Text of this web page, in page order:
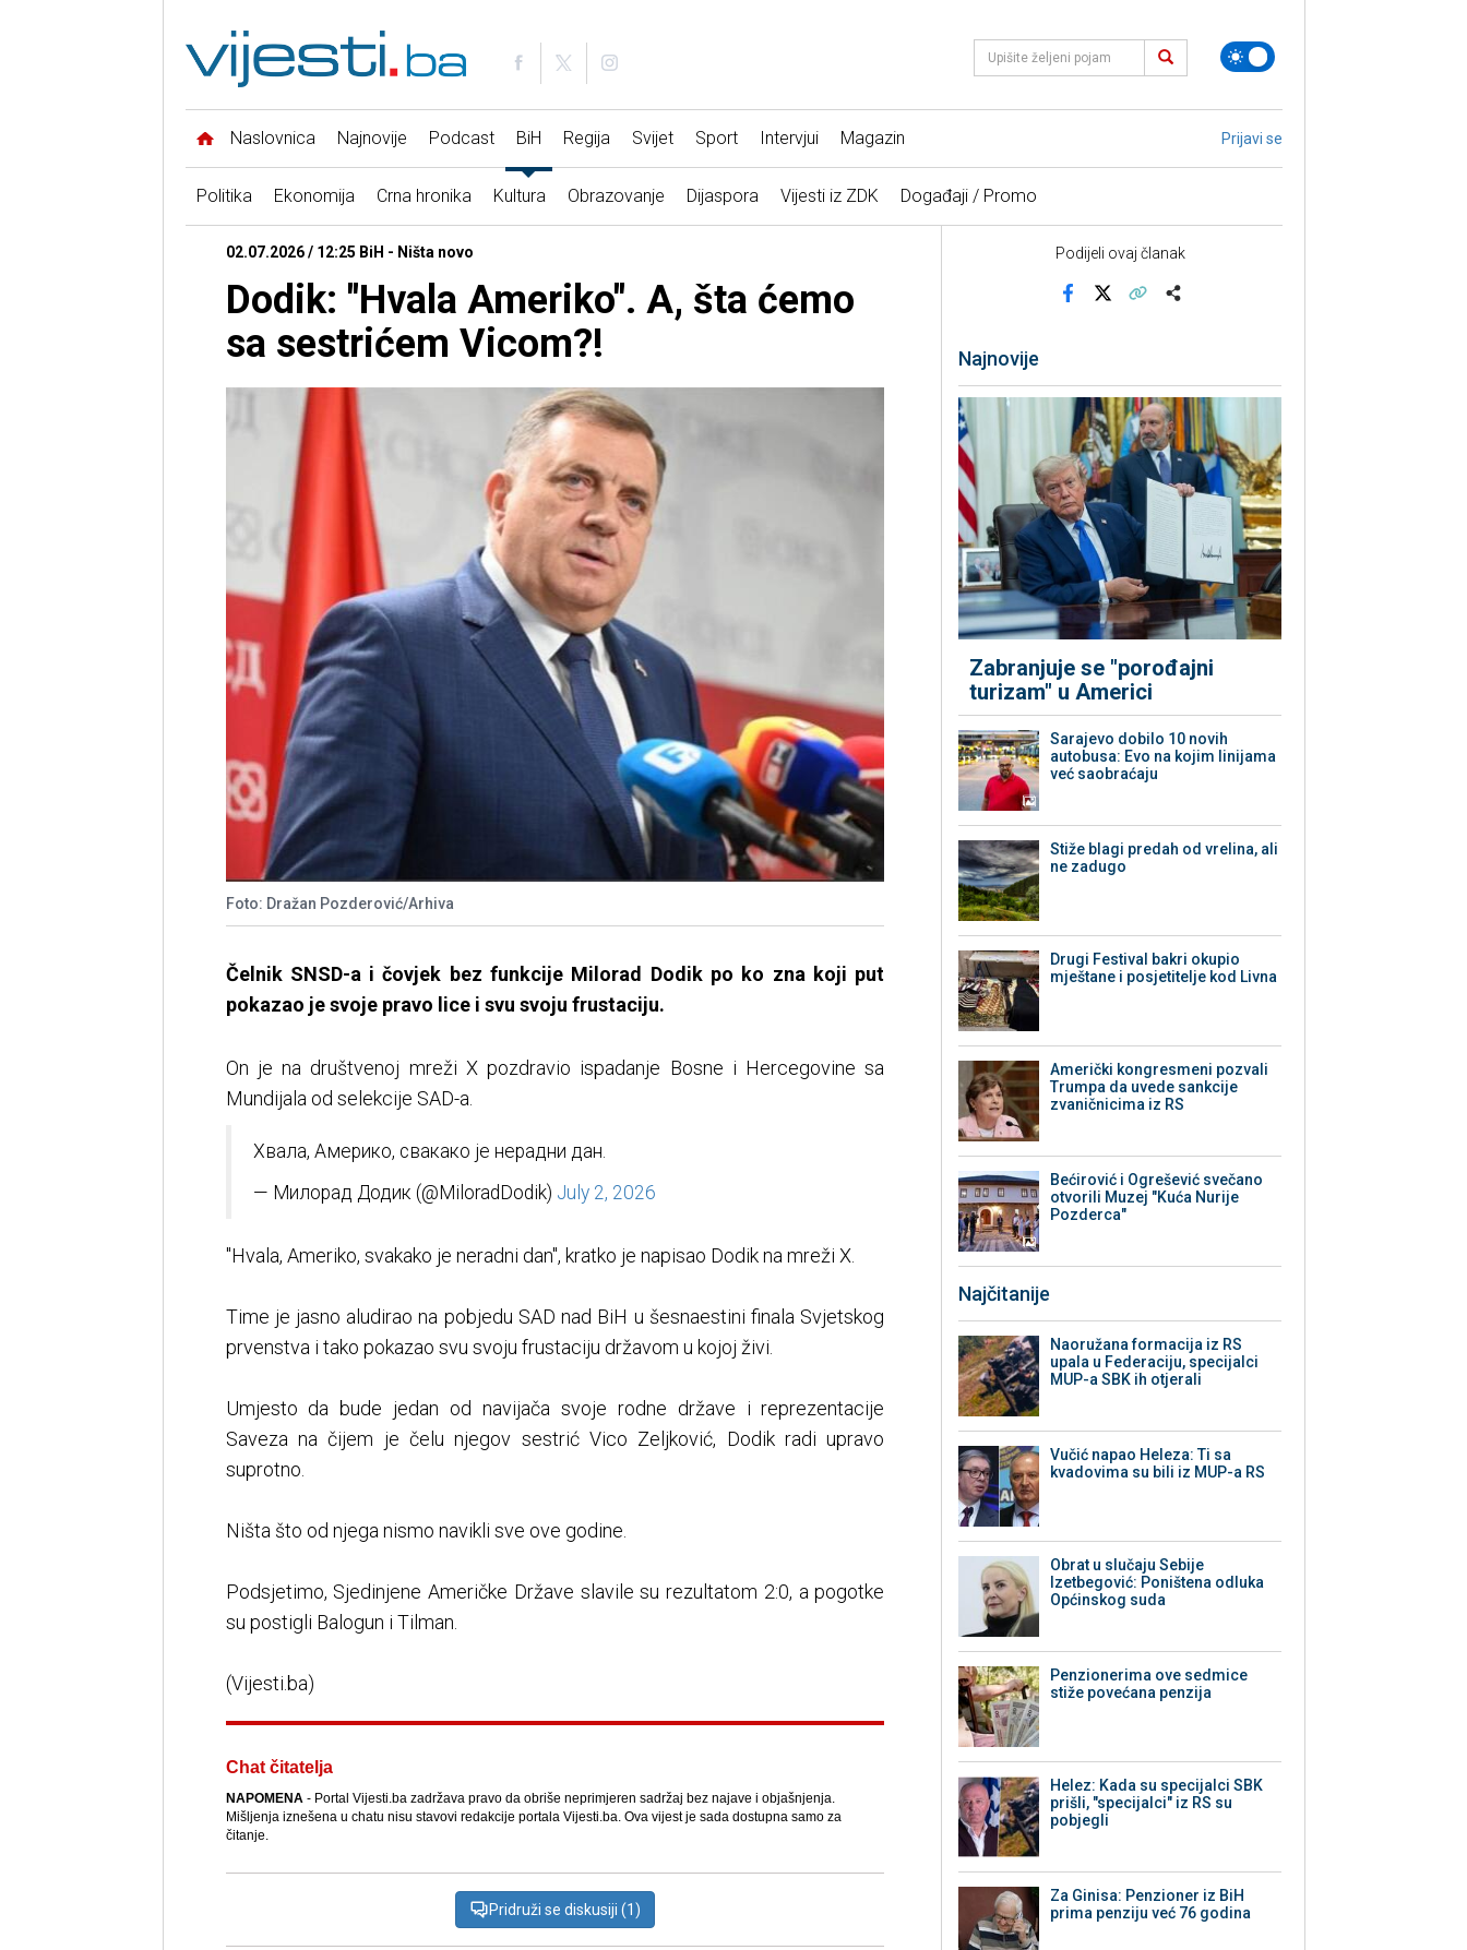
Naslovnica Najnovije Podcast BiH Regija Svijet Sport Intervjui Magazin Prijavi se
Politika Ekonomija Crna hronika Kultura Obrazovanje Dijaspora Vijesti iz ZDK Događaji / Promo
02.07.2026 / 12:25 BiH - Ništa novo
Dodik: "Hvala Ameriko". A, šta ćemo
sa sestrićem Vicom?!
Foto: Dražan Pozderović/Arhiva
Čelnik SNSD-a i čovjek bez funkcije Milorad Dodik po ko zna koji put
pokazao je svoje pravo lice i svu svoju frustaciju.
On je na društvenoj mreži X pozdravio ispadanje Bosne i Hercegovine sa
Mundijala od selekcije SAD-a.
Хвала, Америко, свакако је нерадни дан.
— Милорад Додик (@MiloradDodik) July 2, 2026
"Hvala, Ameriko, svakako je neradni dan", kratko je napisao Dodik na mreži X.
Time je jasno aludirao na pobjedu SAD nad BiH u šesnaestini finala Svjetskog
prvenstva i tako pokazao svu svoju frustaciju državom u kojoj živi.
Umjesto da bude jedan od navijača svoje rodne države i reprezentacije
Saveza na čijem je čelu njegov sestrić Vico Zeljković, Dodik radi upravo
suprotno.
Ništa što od njega nismo navikli sve ove godine.
Podsjetimo, Sjedinjene Američke Države slavile su rezultatom 2:0, a pogotke
su postigli Balogun i Tilman.
(Vijesti.ba)
Chat čitatelja
NAPOMENA- Portal Vijesti.ba zadržava pravo da obriše neprimjeren sadržaj bez najave i objašnjenja.
Mišljenja iznešena u chatu nisu stavovi redakcije portala Vijesti.ba. Ova vijest je sada dostupna samo za
čitanje.
Pridruži se diskusiji (1)
Podijeli ovaj članak
Najnovije
Zabranjuje se "porođajni
turizam" u Americi
Sarajevo dobilo 10 novih
autobusa: Evo na kojim linijama
već saobraćaju
Stiže blagi predah od vrelina, ali
ne zadugo
Drugi Festival bakri okupio
mještane i posjetitelje kod Livna
Američki kongresmeni pozvali
Trumpa da uvede sankcije
zvaničnicima iz RS
Bećirović i Ogrešević svečano
otvorili Muzej "Kuća Nurije
Pozderca"
Najčitanije
Naoružana formacija iz RS
upala u Federaciju, specijalci
MUP-a SBK ih otjerali
Vučić napao Heleza: Ti sa
kvadovima su bili iz MUP-a RS
Obrat u slučaju Sebije
Izetbegović: Poništena odluka
Općinskog suda
Penzionerima ove sedmice
stiže povećana penzija
Helez: Kada su specijalci SBK
prišli, "specijalci" iz RS su
pobjegli
Za Ginisa: Penzioner iz BiH
prima penziju već 76 godina